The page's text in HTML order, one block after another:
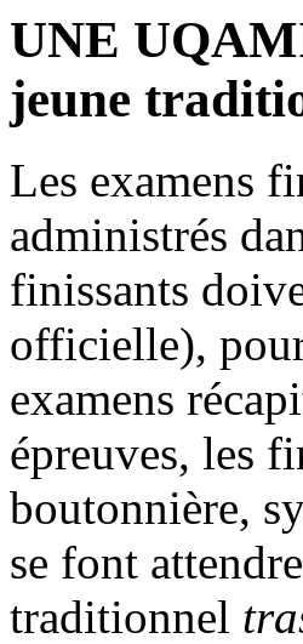
UNE
jeune
Les examens
administrés
finissants
officielle), pour
examens
épreuves, les
boutonnière,
se font
traditionnel